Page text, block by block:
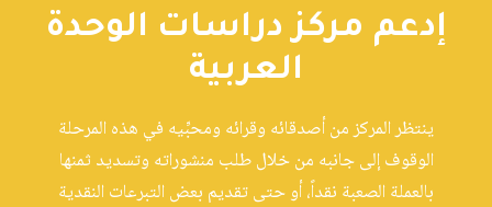
إدعم مركز دراسات الوحدة
العربية
ينتظر المركز من أصدقائه وقرائه ومحبِّيه في هذه المرحلة
الوقوف إلى جانبه من خلال طلب منشوراته وتسديد ثمنها
بالعملة الصعبة نقداً، أو حتى تقديم بعض التبرعات النقدية